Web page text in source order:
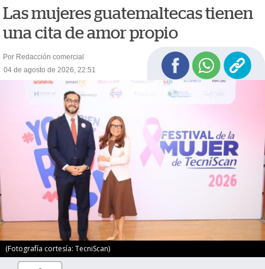
Las mujeres guatemaltecas tienen
una cita de amor propio
Por Redacción comercial
04 de agosto de 2026, 22:51
(Fotografía cortesía: TecniScan)